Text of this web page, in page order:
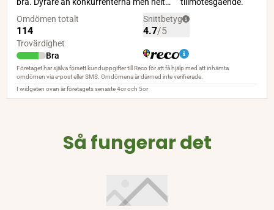
Så fungerar det